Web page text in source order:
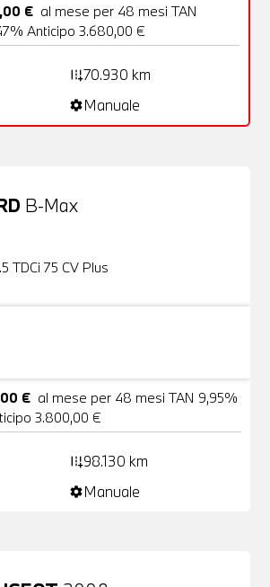
€ al mese per 48 mesi TAN
Anticipo 3.680,00 €
add_road70.930 km
settingsManuale
B-Max
TDCi 75 CV Plus
€ al mese per 48 mesi TAN 9,95%
3.800,00 €
add_road98.130 km
settingsManuale